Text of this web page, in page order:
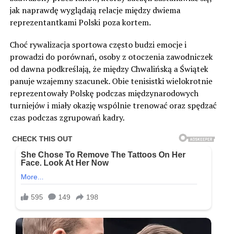
jak naprawdę wyglądają relacje między dwiema
reprezentantkami Polski poza kortem.
Choć rywalizacja sportowa często budzi emocje i
prowadzi do porównań, osoby z otoczenia zawodniczek
od dawna podkreślają, że między Chwalińską a Świątek
panuje wzajemny szacunek. Obie tenisistki wielokrotnie
reprezentowały Polskę podczas międzynarodowych
turniejów i miały okazję wspólnie trenować oraz spędzać
czas podczas zgrupowań kadry.